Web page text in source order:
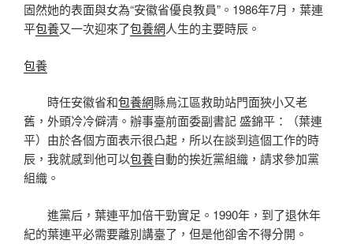
固然她的表面與女為“安徽省優良教員”。1986年7月，葉連
平包養又一次迎來了包養網人生的主要時辰。
包養
時任安徽省和包養網縣烏江區救助站門面狹小又老
舊，外頭冷冷僻清。辦事臺前面委副書記 盛錦平：（葉連
平）由於各個方面表示很凸起，所以在談到這個工作的時
辰，我就感到他可以包養自動的挨近黨組織，請求參加黨
組織。
進黨后，葉連平加倍干勁實足。1990年，到了退休年
紀的葉連平必需要離別講臺了，但是他卻舍不得分開。